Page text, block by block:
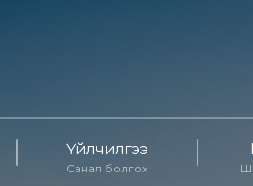
Үйлчилгээ
Санал болгох